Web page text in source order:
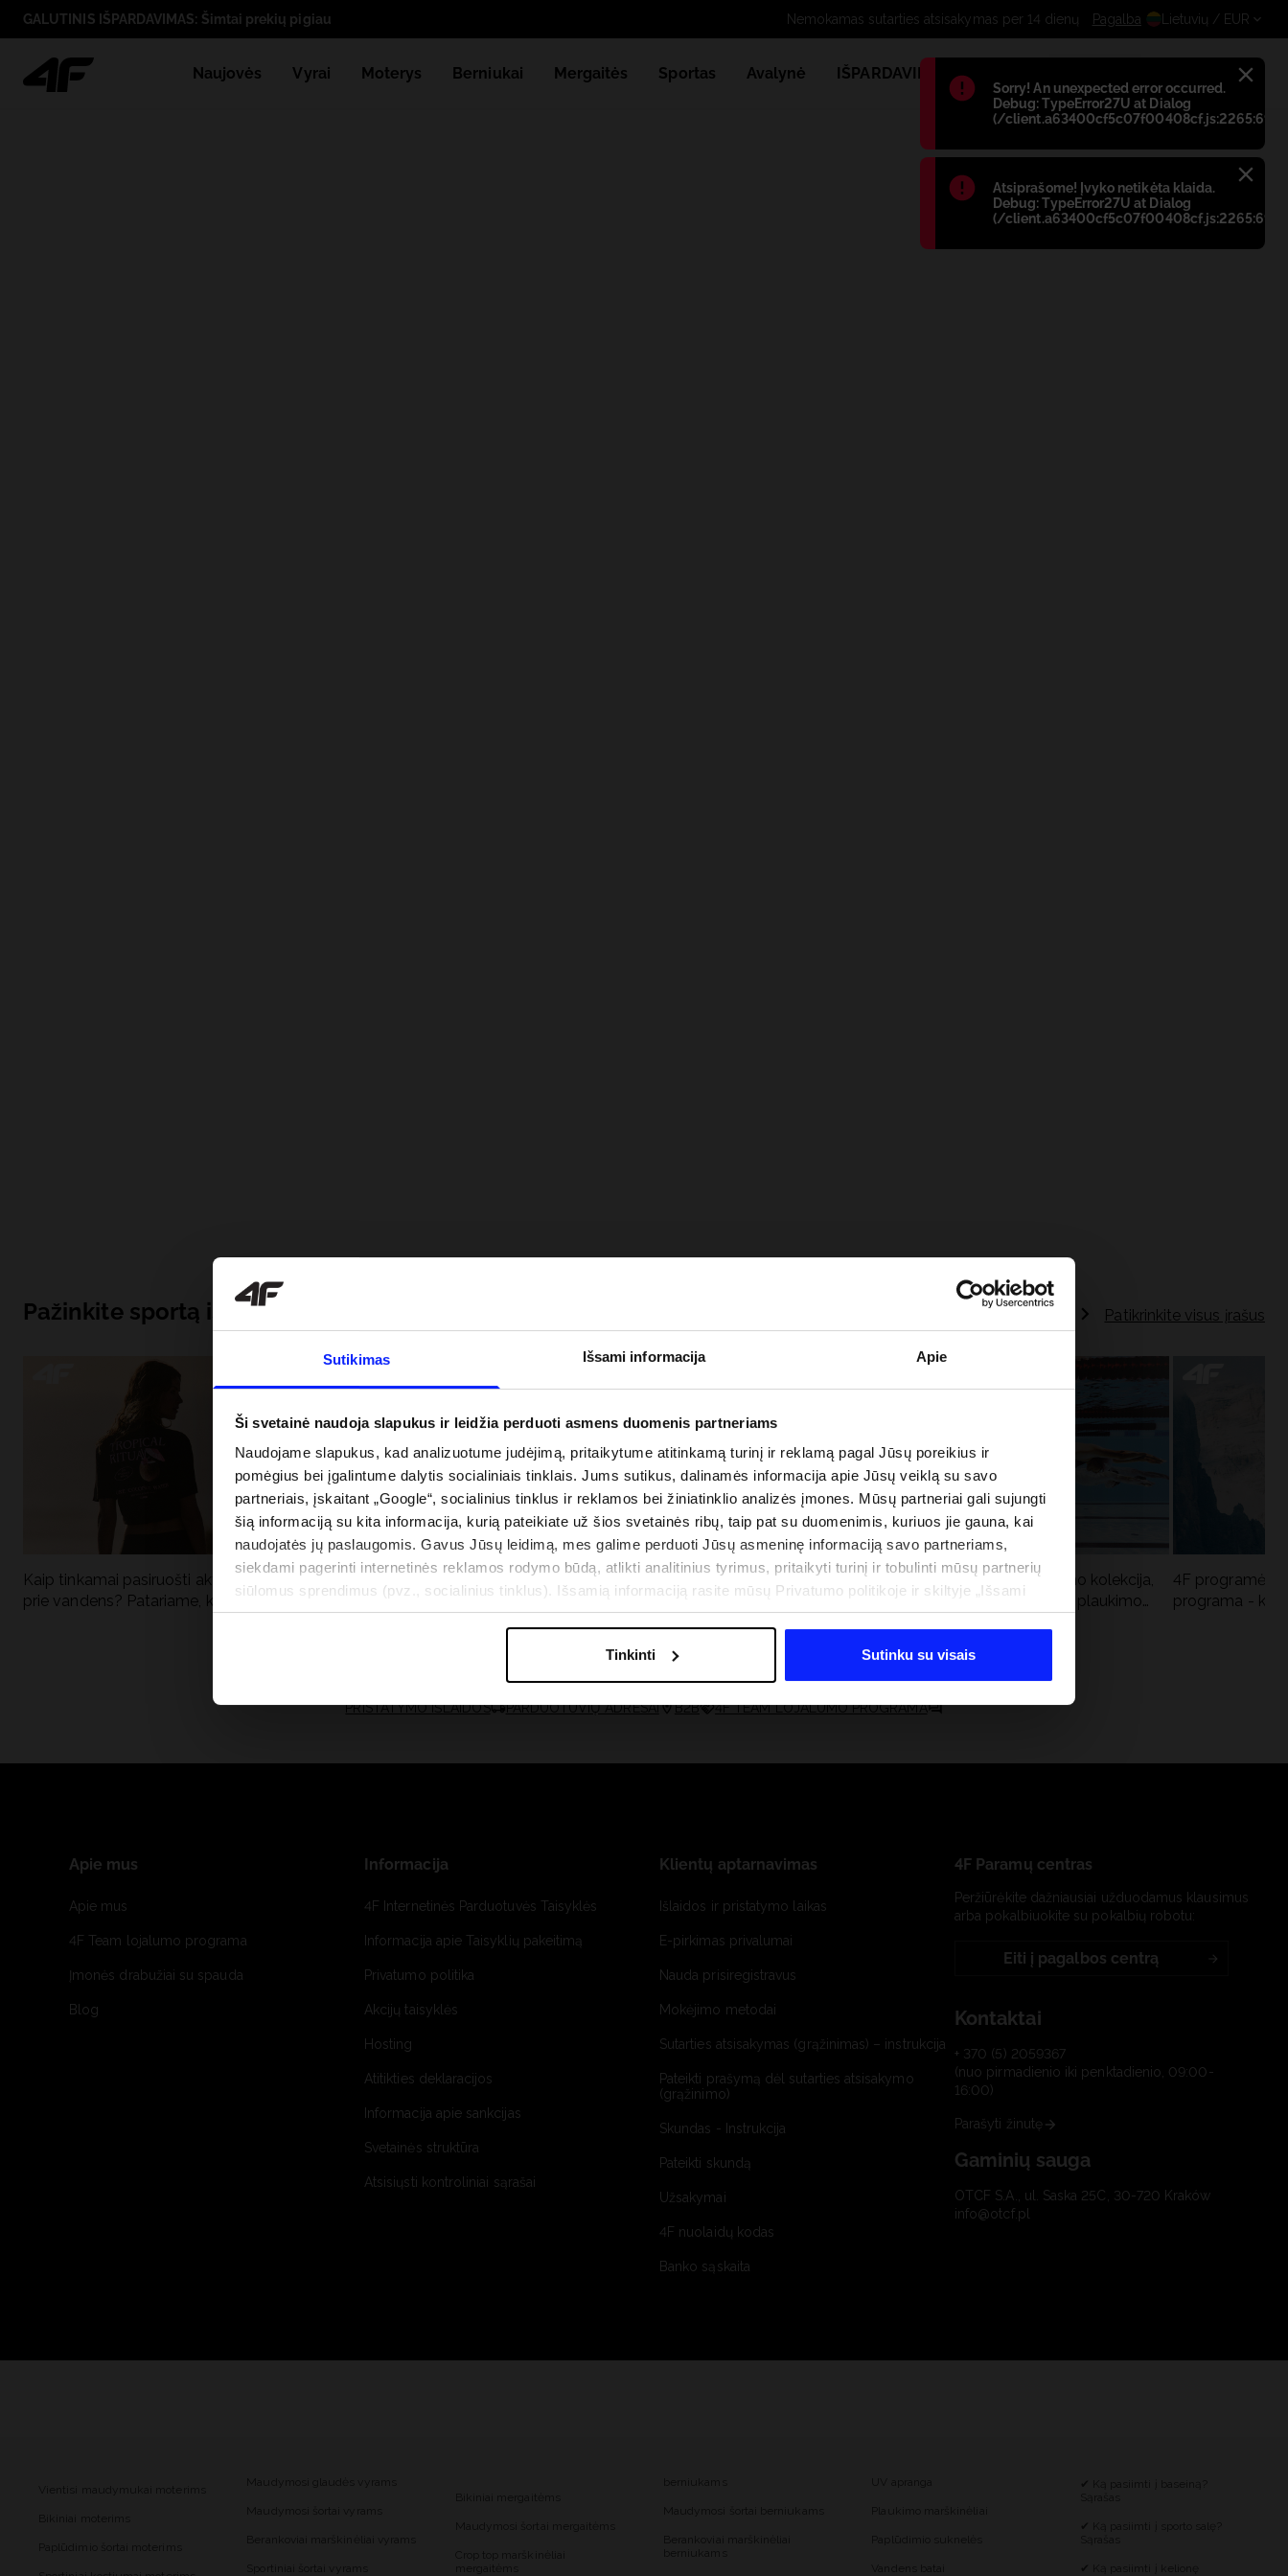
Sutikimas Išsami informacija Apie
Ši svetainė naudoja slapukus ir leidžia perduoti asmens duomenis partneriams
Naudojame slapukus, kad analizuotume judėjimą, pritaikytume atitinkamą turinį ir reklamą pagal Jūsų poreikius ir
pomėgius bei įgalintume dalytis socialiniais tinklais. Jums sutikus, dalinamės informacija apie Jūsų veiklą su savo
partneriais, įskaitant „Google“, socialinius tinklus ir reklamos bei žiniatinklio analizės įmones. Mūsų partneriai gali sujungti
šią informaciją su kita informacija, kurią pateikiate už šios svetainės ribų, taip pat su duomenimis, kuriuos jie gauna, kai
naudojatės jų paslaugomis. Gavus Jūsų leidimą, mes galime perduoti Jūsų asmeninę informaciją savo partneriams,
siekdami pagerinti internetinės reklamos rodymo būdą, atlikti analitinius tyrimus, pritaikyti turinį ir tobulinti mūsų partnerių
siūlomus sprendimus (pvz., socialinius tinklus). Išsamią informaciją rasite mūsų Privatumo politikoje ir skiltyje „Išsami
informacija“.
Tinkinti Sutinku su visais
Błąd:
Sorry! An unexpected error occurred.
Debug: TypeError27U at Dialog
(/client.a63400cf5c07f00408cf.js:2265:698)
Błąd:
Atsiprašome! Įvyko netikėta klaida.
Debug: TypeError27U at Dialog
(/client.a63400cf5c07f00408cf.js:2265:698)
GALUTINIS IŠPARDAVIMAS: Šimtai prekių pigiau Nemokamas sutarties
Pagalba Lietuvių / EUR
Naujovės Vyrai Moterys Berniukai Mergaitės Sportas Avalynė IŠPARDAVIMAS
Pažinkite sportą iš pagrindų Patikrinkite visus įrašus
Kaip tinkamai pasiruošti aktyviai dienai
prie vandens? Patariame, ką susidėti
Kodėl apsauga nuo UV spindulių prie
vandens turėtų būti dviguba: UPF
Naujoji 4F teniso ir padelio kolekcija.
Sportinis funkcionalumas susitinka su
Aqua Force - naujoji baseino kolekcija,
rekomenduojama Lenkijos plaukimo
4F programėlė
programa -
PRISTATYMO IŠLAIDOS PARDUOTUVIŲ ADRESAI B2B 4F TEAM LOJALUMO PROGRAMA
Apie mus
Apie mus
4F Team lojalumo programa
Įmonės drabužiai su spauda
Blog
Informacija
4F Internetinės Parduotuvės Taisyklės
Informacija apie Taisyklių pakeitimą
Privatumo politika
Akcijų taisyklės
Hosting
Atitikties deklaracijos
Informacija apie sankcijas
Svetainės struktūra
Atsisiųsti kontroliniai sąrašai
Klientų aptarnavimas
Išlaidos ir pristatymo laikas
E-pirkimas privalumai
Nauda prisiregistravus
Mokėjimo metodai
Sutarties atsisakymas (grąžinimas) – instrukcija
Pateikti prašymą dėl sutarties atsisakymo
(grąžinimo)
Skundas - Instrukcija
Pateikti skundą
Užsakymai
4F nuolaidų kodas
Banko sąskaita
4F Paramų centras
Peržiūrėkite dažniausiai užduodamus klausimus
arba pokalbiuokite su pokalbių robotu:
Eiti į pagalbos centrą
Kontaktai
+ 370 (5) 2059367
(nuo pirmadienio iki penktadienio, 09:00-
16:00)
Parašyti žinutę
Gaminių sauga
OTCF S.A., ul. Saska 25C, 30-720 Kraków
info@otcf.pl